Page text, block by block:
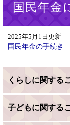
国民年金
2025年5月1日更新
国民年金の手続き
くらしに関する
子どもに関する